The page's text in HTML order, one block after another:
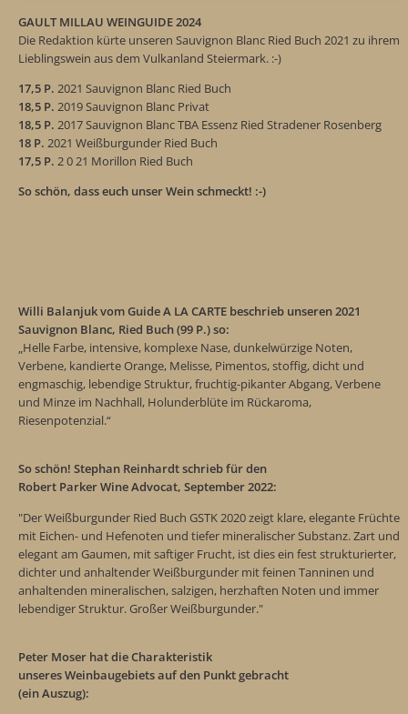
GAULT MILLAU WEINGUIDE 2024
Die Redaktion kürte unseren Sauvignon Blanc Ried Buch 2021 zu ihrem
Lieblingswein aus dem Vulkanland Steiermark. :-)
17,5 P. 2021 Sauvignon Blanc Ried Buch
18,5 P. 2019 Sauvignon Blanc Privat
18,5 P. 2017 Sauvignon Blanc TBA Essenz Ried Stradener Rosenberg
18 P. 2021 Weißburgunder Ried Buch
17,5 P. 2 0 21 Morillon Ried Buch
So schön, dass euch unser Wein schmeckt! :-)
Willi Balanjuk vom Guide A LA CARTE beschrieb unseren2021
Sauvignon Blanc, Ried Buch(99 P.) so:
„Helle Farbe, intensive, komplexe Nase, dunkelwürzige Noten,
Verbene, kandierte Orange, Melisse, Pimentos, stoffig, dicht und
engmaschig, lebendige Struktur, fruchtig-pikanter Abgang, Verbene
und Minze im Nachhall, Holunderblüte im Rückaroma,
Riesenpotenzial.“
So schön! Stephan Reinhardt schrieb für den
Robert Parker Wine Advocat, September 2022:
"Der Weißburgunder Ried Buch GSTK 2020 zeigt klare, elegante Früchte
mit Eichen- und Hefenoten und tiefer mineralischer Substanz. Zart und
elegant am Gaumen, mit saftiger Frucht, ist dies ein fest strukturierter,
dichter und anhaltender Weißburgunder mit feinen Tanninen und
anhaltenden mineralischen, salzigen, herzhaften Noten und immer
lebendiger Struktur. Großer Weißburgunder."
Peter Moser hat die Charakteristik
unseres Weinbaugebiets auf den Punkt gebracht
(ein Auszug):